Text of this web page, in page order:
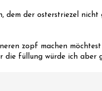
dem der osterstriezel
zopf machen
die füllung würde ich aber